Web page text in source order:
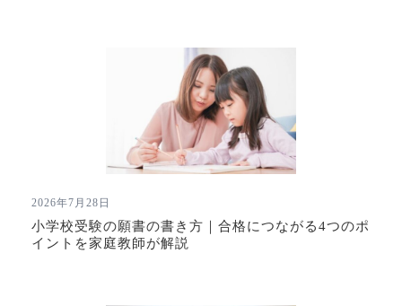
2026年7月28日
小学校受験の願書の書き方｜合格につながる4つのポ
イントを家庭教師が解説